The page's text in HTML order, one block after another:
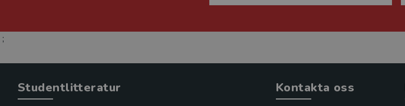
;
Studentlitteratur Kontakta oss